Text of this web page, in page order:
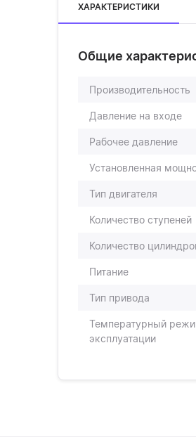
ХАРАКТЕРИСТИКИ
Общие
Производительность
Давление на входе
Рабочее давление
Установленная
Тип двигателя
Количество ступеней
Количество
Питание
Тип привода
Температурный
эксплуатации